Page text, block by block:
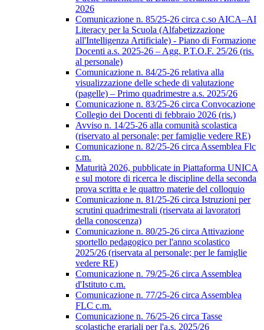
2026
Comunicazione n. 85/25-26 circa c.so AICA–AI
Literacy per la Scuola (Alfabetizzazione
all'Intelligenza Artificiale) - Piano di Formazione
Docenti a.s. 2025-26 – Agg. P.T.O.F. 25/26 (ris.
al personale)
Comunicazione n. 84/25-26 relativa alla
visualizzazione delle schede di valutazione
(pagelle) – Primo quadrimestre a.s. 2025/26
Comunicazione n. 83/25-26 circa Convocazione
Collegio dei Docenti di febbraio 2026 (ris.)
Avviso n. 14/25-26 alla comunità scolastica
(riservato al personale; per famiglie vedere RE)
Comunicazione n. 82/25-26 circa Assemblea Flc
c.m.
Maturità 2026, pubblicate in Piattaforma UNICA
e sul motore di ricerca le discipline della seconda
prova scritta e le quattro materie del colloquio
Comunicazione n. 81/25-26 circa Istruzioni per
scrutini quadrimestrali (riservata ai lavoratori
della conoscenza)
Comunicazione n. 80/25-26 circa Attivazione
sportello pedagogico per l'anno scolastico
2025/26 (riservata al personale; per le famiglie
vedere RE)
Comunicazione n. 79/25-26 circa Assemblea
d'Istituto c.m.
Comunicazione n. 77/25-26 circa Assemblea
FLC c.m.
Comunicazione n. 76/25-26 circa Tasse
scolastiche erariali per l'a.s. 2025/26